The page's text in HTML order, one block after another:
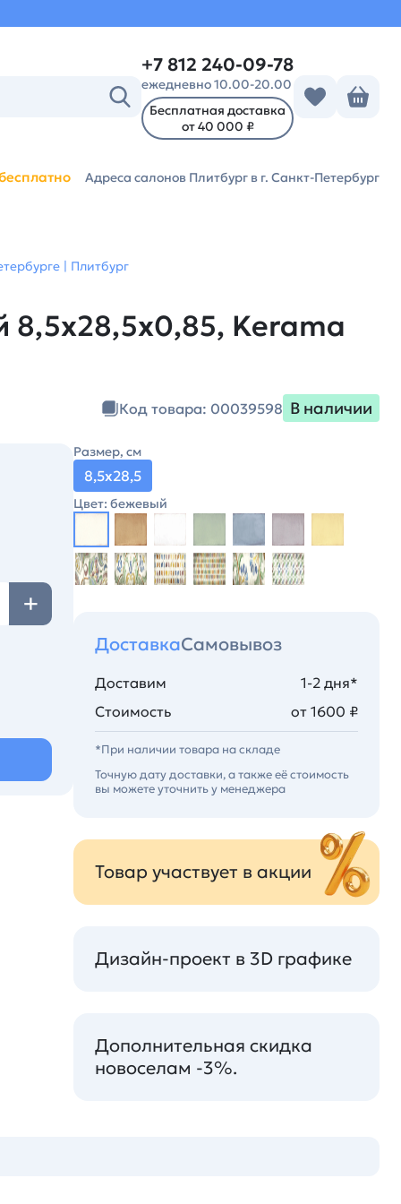
+7 812 240-09-78
ежедневно 10.00-20.00
Бесплатная доставка
от 40 000 ₽
Адреса салонов Плитбург в г. Санкт-Петербург
| Плитбург
8,5x28,5x0,85, Kerama
Код товара: 00039598 В наличии
Размер, см
8,5х28,5
Цвет: бежевый
ДоставкаСамовывоз
Доставим
1-2 дня*
Стоимость
от 1600 ₽
*При наличии товара на складе
Точную дату доставки, а также её стоимость
вы можете уточнить у менеджера
Товар участвует в акции
Дизайн-проект в 3D графике
Дополнительная скидка
новоселам -3%.